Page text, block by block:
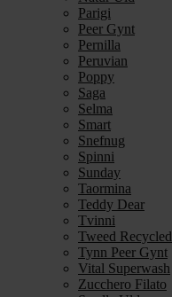
Parigi
Peer Gynt
Pernilla
Peruvian
Poppy
Saga
Selma
Smart
Snefnug
Spinni
Sunday
Taormina
Teddy Dear
Tvinni
Tweed Recycled
Tynn Peer Gynt
Vital Superwash
Zucchero Filato